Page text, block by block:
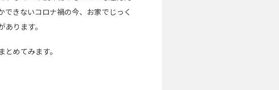
できないコロナ禍の今、お家でじっく
ります。
めてみます。